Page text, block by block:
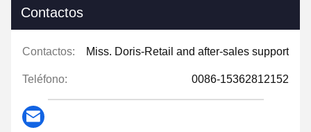
Contactos
Contactos: Miss. Doris-Retail and after-sales support
Teléfono: 0086-15362812152